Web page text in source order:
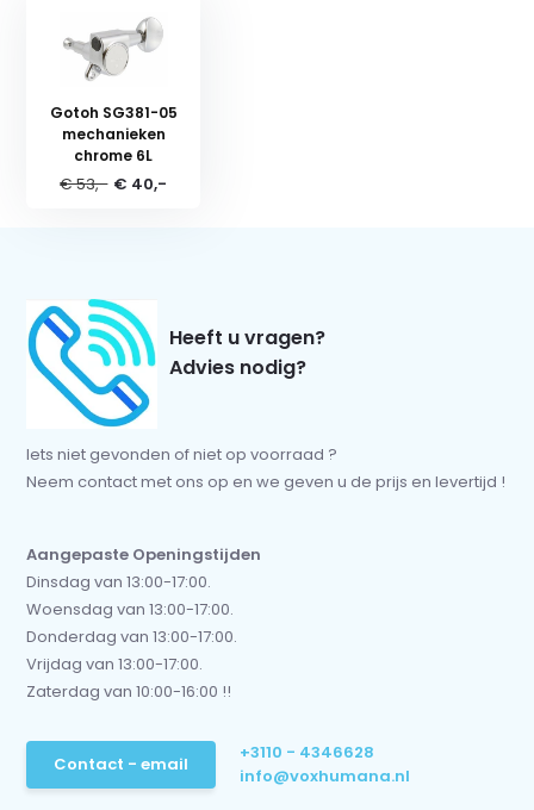
Gotoh SG381-05
mechanieken
chrome 6L
€ 53,- € 40,-
Heeft u vragen?
Advies nodig?
Iets niet gevonden of niet op voorraad ?
Neem contact met ons op en we geven u de prijs en levertijd !
Aangepaste Openingstijden
Dinsdag van 13:00-17:00.
Woensdag van 13:00-17:00.
Donderdag van 13:00-17:00.
Vrijdag van 13:00-17:00.
Zaterdag van 10:00-16:00 !!
Contact - email
+3110 - 4346628
info@voxhumana.nl